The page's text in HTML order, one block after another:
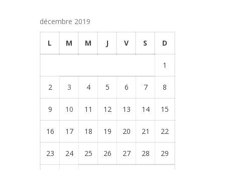
décembre 2019
L M M J V S D
1
2 3 4 5 6 7 8
9 10 11 12 13 14 15
16 17 18 19 20 21 22
23 24 25 26 27 28 29